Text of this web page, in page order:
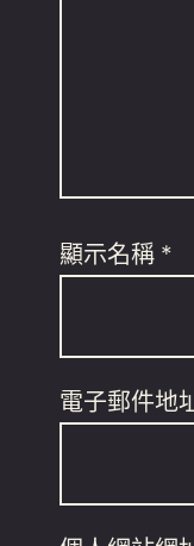
顯示名稱 *
電子郵件地